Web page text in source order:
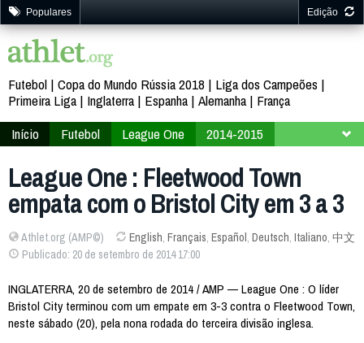
Populares Edição
Futebol Copa do Mundo Rússia 2018
Liga dos Campeões
Primeira Liga
Inglaterra Espanha Alemanha
França
Início
Futebol League One
2014-2015
League One : Fleetwood Town
empata com o Bristol City em 3 a 3
Athlet.org (AMP©) English, Français, Español, Deutsch, Italiano, 中文
Publicado: 20 de setembro de 2014 17:00
INGLATERRA, 20 de setembro de 2014 / AMP — League One : O líder
Bristol City terminou com um empate em 3-3 contra o Fleetwood Town,
neste sábado (20), pela nona rodada do terceira divisão inglesa.